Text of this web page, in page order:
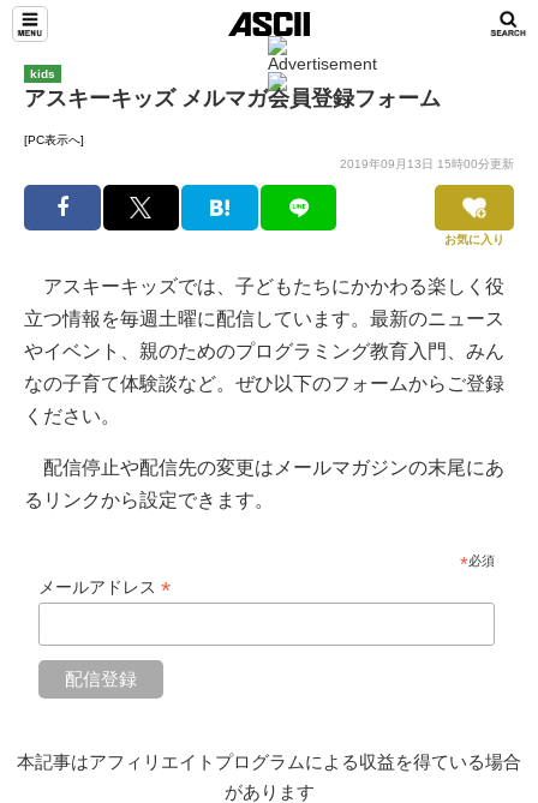
kids
アスキーキッズ メルマガ会員登録フォーム
[PC表示へ]
2019年09月13日 15時00分更新
お気に入り
アスキーキッズでは、子どもたちにかかわる楽しく役
立つ情報を毎週土曜に配信しています。最新のニュース
やイベント、親のためのプログラミング教育入門、みん
なの子育て体験談など。ぜひ以下のフォームからご登録
ください。
配信停止や配信先の変更はメールマガジンの末尾にあ
るリンクから設定できます。
*必須
メールアドレス*
本記事はアフィリエイトプログラムによる収益を得ている場合
があります